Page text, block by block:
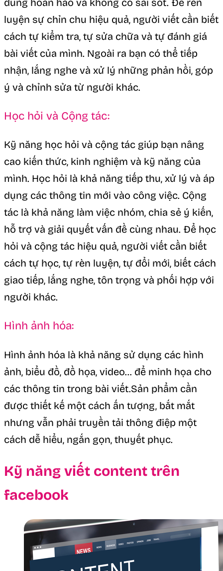
luyện sự chỉn chu hiệu quả, người viết cần biết
cách tự kiểm tra, tự sửa chữa và tự đánh giá
bài viết của mình. Ngoài ra bạn có thể tiếp
nhận, lắng nghe và xử lý những phản hồi, góp
ý và chỉnh sửa từ người khác.
Học hỏi và Cộng tác:
Kỹ năng học hỏi và cộng tác giúp bạn nâng
cao kiến thức, kinh nghiệm và kỹ năng của
mình. Học hỏi là khả năng tiếp thu, xử lý và áp
dụng các thông tin mới vào công việc. Cộng
tác là khả năng làm việc nhóm, chia sẻ ý kiến,
hỗ trợ và giải quyết vấn đề cùng nhau. Để học
hỏi và cộng tác hiệu quả, người viết cần biết
cách tự học, tự rèn luyện, tự đổi mới, biết cách
giao tiếp, lắng nghe, tôn trọng và phối hợp với
người khác.
Hình ảnh hóa:
Hình ảnh hóa là khả năng sử dụng các hình
ảnh, biểu đồ, đồ họa, video… để minh họa cho
các thông tin trong bài viết.Sản phẩm cần
được thiết kế một cách ấn tượng, bắt mắt
nhưng vẫn phải truyền tải thông điệp một
cách dễ hiểu, ngắn gọn, thuyết phục.
Kỹ năng viết content trên
facebook